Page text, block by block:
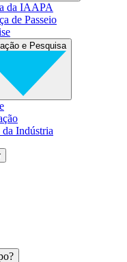
da IAAPA
de Passeio
e Pesquisa
da Indústria